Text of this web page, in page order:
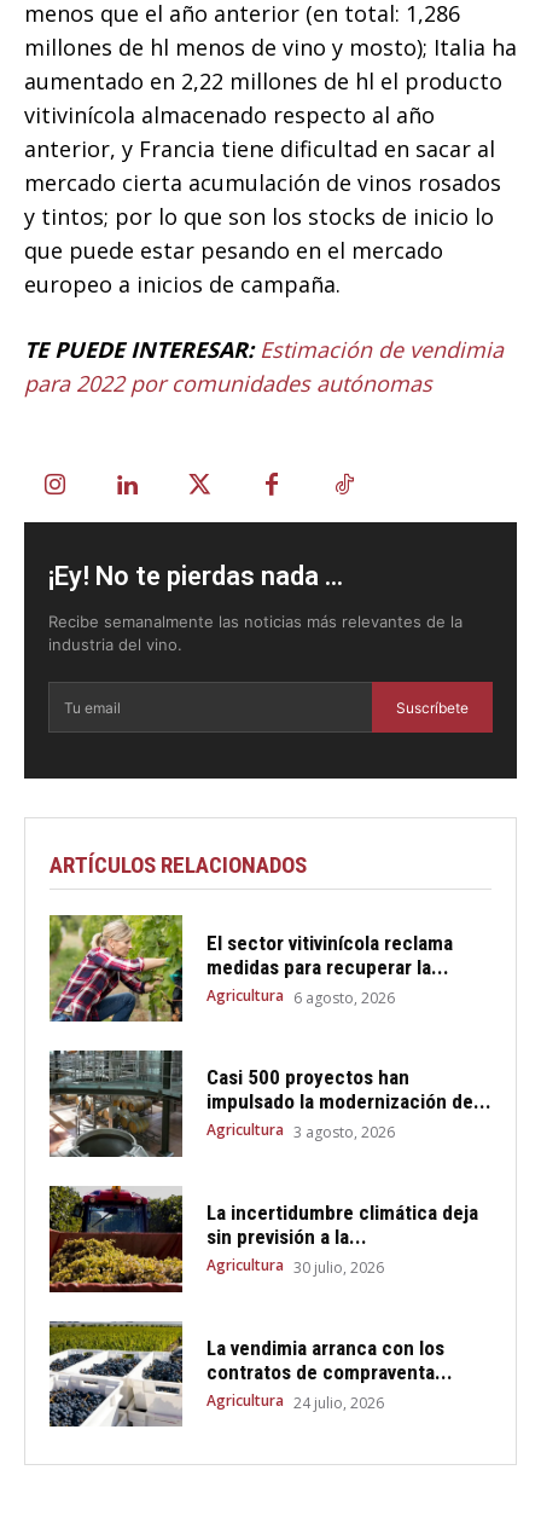
menos que el año anterior (en total: 1,286
millones de hl menos de vino y mosto); Italia ha
aumentado en 2,22 millones de hl el producto
vitivinícola almacenado respecto al año
anterior, y Francia tiene dificultad en sacar al
mercado cierta acumulación de vinos rosados
y tintos; por lo que son los stocks de inicio lo
que puede estar pesando en el mercado
europeo a inicios de campaña.
TE PUEDE INTERESAR: Estimación de vendimia
para 2022 por comunidades autónomas
¡Ey! No te pierdas nada ...
Recibe semanalmente las noticias más relevantes de la
industria del vino.
Suscríbete
ARTÍCULOS RELACIONADOS
El sector vitivinícola reclama
medidas para recuperar la...
Agricultura 6 agosto, 2026
Casi 500 proyectos han
impulsado la modernización de...
Agricultura 3 agosto, 2026
La incertidumbre climática deja
sin previsión a la...
Agricultura 30 julio, 2026
La vendimia arranca con los
contratos de compraventa...
Agricultura 24 julio, 2026